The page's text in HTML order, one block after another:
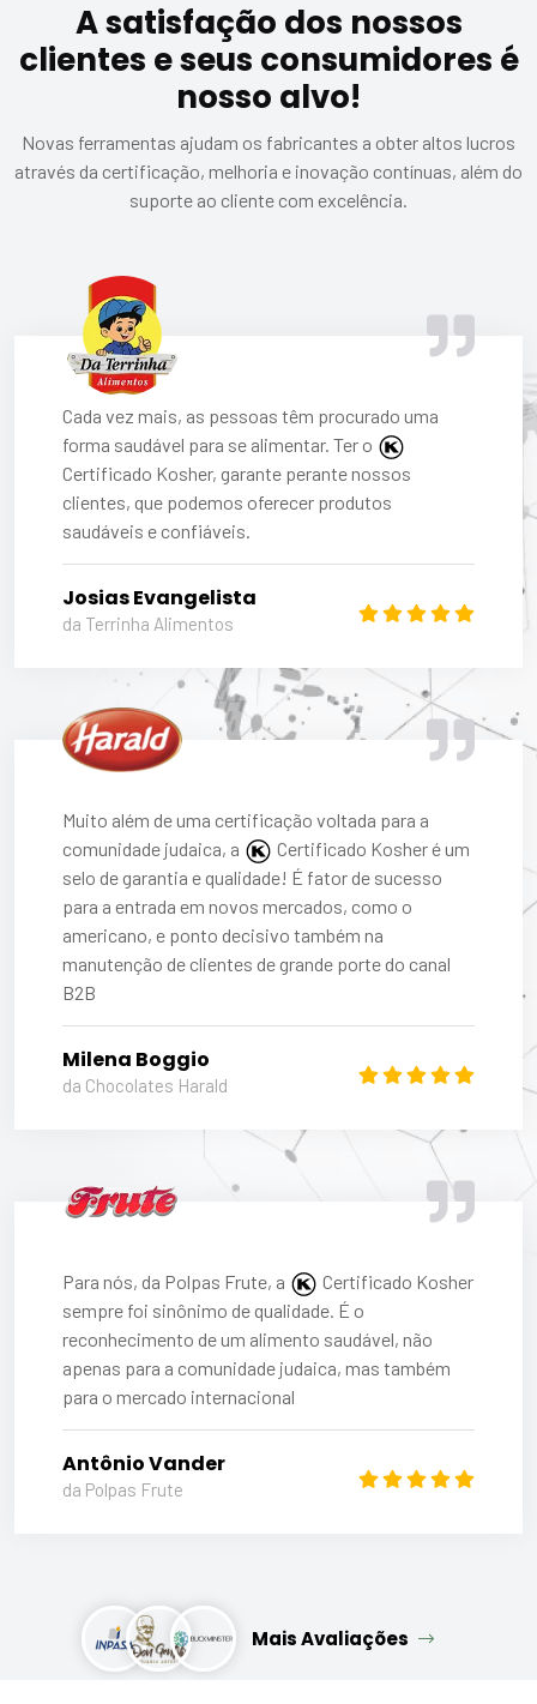
A satisfação dos nossos
clientes e seus consumidores é
nosso alvo!
Novas ferramentas ajudam os fabricantes a obter altos lucros
através da certificação, melhoria e inovação contínuas, além do
suporte ao cliente com excelência.
Cada vez mais, as pessoas têm procurado uma
forma saudável para se alimentar. Ter o
Certificado Kosher, garante perante nossos
clientes, que podemos oferecer produtos
saudáveis e confiáveis.
Josias Evangelista
da Terrinha Alimentos
Muito além de uma certificação voltada para a
comunidade judaica, a
Certificado Kosheré um
selo de garantia e qualidade! É fator de sucesso
para a entrada em novos mercados, como o
americano, e ponto decisivo também na
manutenção de clientes de grande porte do canal
B2B
Milena Boggio
da Chocolates Harald
Para nós, da Polpas Frute, a
Certificado Kosher
sempre foi sinônimo de qualidade. É o
reconhecimento de um alimento saudável, não
apenas para a comunidade judaica, mas também
para o mercado internacional
Antônio Vander
da Polpas Frute
Mais Avaliações